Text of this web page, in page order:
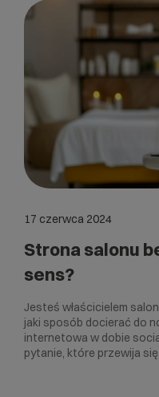
17 czerwca 2024
Strona salonu
sens?
Jesteś właścicielem
jaki sposób docierać do
internetowa w dobie
pytanie, które przewija